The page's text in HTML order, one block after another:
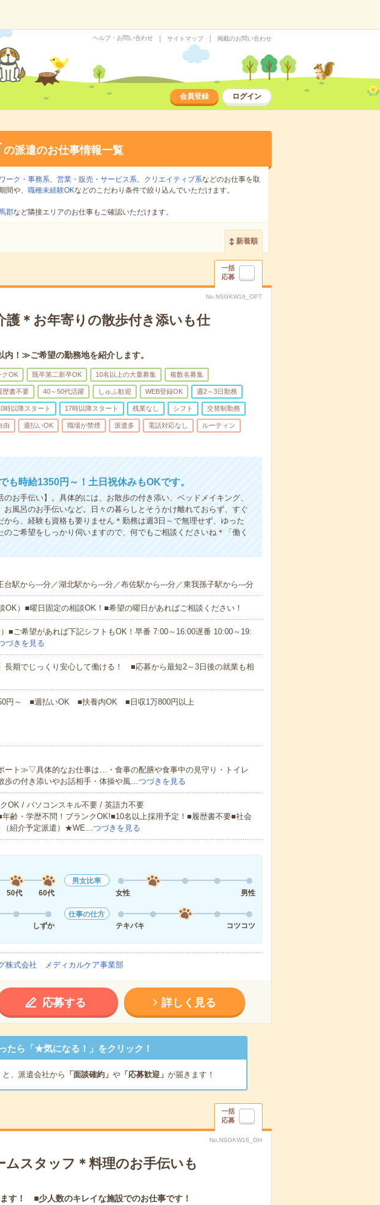
ヘルプ・お問い合わせ サイトマップ 掲載のお問い合わせ
会員登録 ログイン
の派遣のお仕事情報一覧
ーク・事務系、 営業・販売・サービス系、 クリエイティブ系などのお仕事を取
間や、 職種未経験OKなどのこだわり条件で絞り込んでいただけます。
郡など隣接エリアのお仕事もご確認いただけます。
新着順
一括
応募
No.NSGKW16_OPT
護＊お年寄りの散歩付き添いも仕
！≫ご希望の勤務地を紹介します。
クOK 既卒第二新卒OK 10名以上の大量募集 複数名募集
歴書不要 40～50代活躍 しゅふ歓迎 WEB登録OK 週2～3日勤務
時以降スタート 17時以降スタート 残業なし シフト 交替制勤務
由 週払いOK 職場が禁煙 派遣多 電話対応なし ルーティン
時給1350円～！土日祝休みもOKです。
お手伝い】。具体的には、お散歩の付き添い、ベッドメイキング、
風呂のお手伝いなど。日々の暮らしとそうかけ離れておらず、すぐ
ら、経験も資格も要りません＊勤務は週3日～で無理せず、ゆった
ご希望をしっかり伺いますので、何でもご相談くださいね＊「働く
台駅から---分／湖北駅から---分／布佐駅から---分／東我孫子駅から---分
OK）■曜日固定の相談OK！■希望の曜日があればご相談ください！
■ご希望があれば下記シフトもOK！早番 7:00～16:00遅番 10:00～19:
づきを見る
長期でじっくり安心して働ける！ ■応募から最短2～3日後の就業も相
円～ ■週払いOK ■扶養内OK ■日収1万800円以上
ート≫▽具体的なお仕事は…・食事の配膳や食事中の見守り・トイレ
歩の付き添いやお話相手・体操や風…つづきを見る
OK / パソコンスキル不要 / 英語力不要
齢・学歴不問！ブランクOK!■10名以上採用予定！■履歴書不要■社会
（紹介予定派遣）★WE…つづきを見る
50代 60代
男女比率
女性
男性
しずか
仕事の仕方
テキパキ
コツコツ
株式会社 メディカルケア事業部
応募する 詳しく見る
たら「★気になる！」をクリック！
と、派遣会社から 「面談確約」 や「応募歓迎」 が届きます！
一括
応募
No.NSGKW16_GH
ムスタッフ＊料理のお手伝いも
す！ ■少人数のキレイな施設でのお仕事です！